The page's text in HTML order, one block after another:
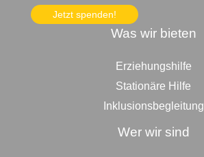
Jetzt spenden!
Was wir bieten
Erziehungshilfe
Stationäre Hilfe
Inklusionsbegleitung
Wer wir sind